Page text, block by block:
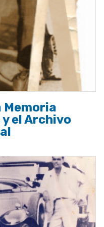
Memoria
el Archivo